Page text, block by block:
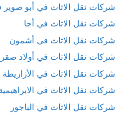
شركات نقل الاثاث في أبو صوير
شركات نقل الاثاث في أجا
شركات نقل الاثاث في أشمون
شركات نقل الاثاث في أولاد صقر
شركات نقل الاثاث في الأزاريطة
شركات نقل الاثاث في
شركات نقل الاثاث في الباجور